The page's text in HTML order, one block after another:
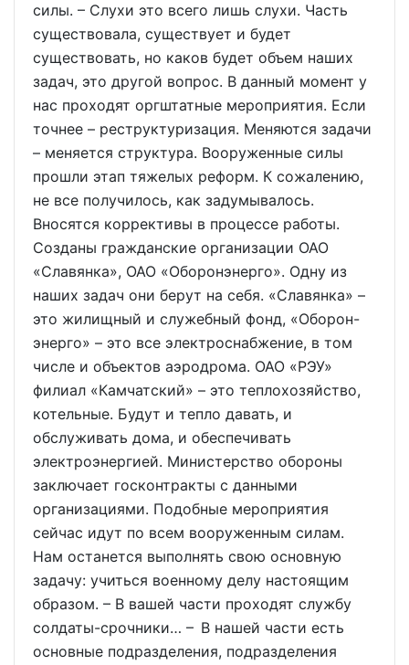
силы. – Слухи это всего лишь слухи. Часть
существовала, существует и будет
существовать, но каков будет объем наших
задач, это другой вопрос. В данный момент у
нас проходят оргштатные мероприятия. Если
точнее – реструктуризация. Меняются задачи
– меняется структура. Вооруженные силы
прошли этап тяжелых реформ. К сожалению,
не все получилось, как задумывалось.
Вносятся коррективы в процессе работы.
Созданы гражданские организации ОАО
«Славянка», ОАО «Оборонэнерго». Одну из
наших задач они берут на себя. «Славянка» –
это жилищный и служебный фонд, «Оборон-
энерго» – это все электроснабжение, в том
числе и объектов аэродрома. ОАО «РЭУ»
филиал «Камчатский» – это теплохозяйство,
котельные. Будут и тепло давать, и
обслуживать дома, и обеспечивать
электроэнергией. Министерство обороны
заключает госконтракты с данными
организациями. Подобные мероприятия
сейчас идут по всем вооруженным силам.
Нам останется выполнять свою основную
задачу: учиться военному делу настоящим
образом. – В вашей части проходят службу
солдаты-срочники… – В нашей части есть
основные подразделения, подразделения